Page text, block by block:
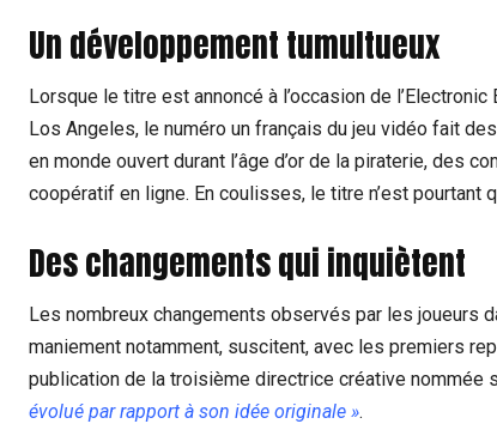
Un développement tumultueux
Lorsque le titre est annoncé à l’occasion de
Los Angeles, le numéro un français du jeu vidéo fait
en monde ouvert durant l’âge d’or de la piraterie, des
coopératif en ligne. En coulisses, le titre n’est pourtant
Des changements qui inquiètent
Les nombreux changements observés par les joueurs
maniement notamment, suscitent, avec les premiers
publication de la troisième directrice créative nommée
évolué par rapport à son idée originale ».